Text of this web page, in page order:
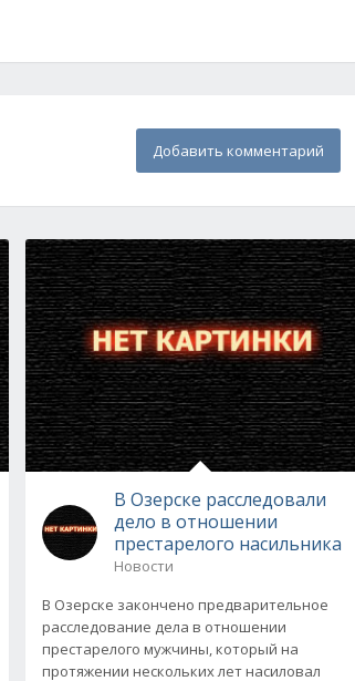
Добавить комментарий
В Озерске расследовали
дело в отношении
престарелого насильника
Новости
В Озерске закончено предварительное
расследование дела в отношении
престарелого мужчины, который на
протяжении нескольких лет насиловал